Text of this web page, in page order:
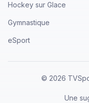
Hockey sur Glace
Gymnastique
eSport
© 2026
Une